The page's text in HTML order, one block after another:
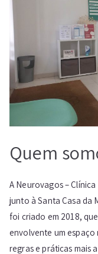
Quem
A Neurovagos –
junto à Santa Casa da
foi criado em 2018,
envolvente um
regras e práticas mais